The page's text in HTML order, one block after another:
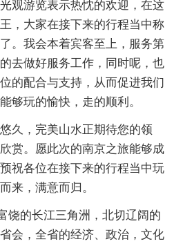
观游览表示热忱的欢迎，在这
，大家在接下来的行程当中称
。我会本着宾客至上，服务第
去做好服务工作，同时呢，也
的配合与支持，从而促进我们
够玩的愉快，走的顺利。
久，完美山水正期待您的领
赏。愿此次的南京之旅能够成
祝各位在接下来的行程当中玩
来，满意而归。
饶的长江三角洲，北切辽阔的
会，全省的经济、政治，文化